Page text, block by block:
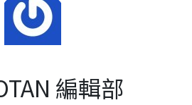
編輯部